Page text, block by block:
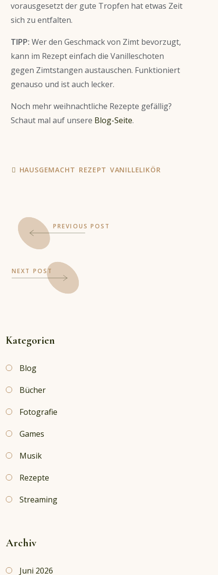
vorausgesetzt der gute Tropfen hat etwas Zeit
sich zu entfalten.
TIPP: Wer den Geschmack von Zimt bevorzugt,
kann im Rezept einfach die Vanilleschoten
gegen Zimtstangen austauschen. Funktioniert
genauso und ist auch lecker.
Noch mehr weihnachtliche Rezepte gefällig?
Schaut mal auf unsere Blog-Seite.
HAUSGEMACHT REZEPT VANILLELIKÖR
PREVIOUS POST
NEXT POST
Kategorien
Blog
Bücher
Fotografie
Games
Musik
Rezepte
Streaming
Archiv
Juni 2026